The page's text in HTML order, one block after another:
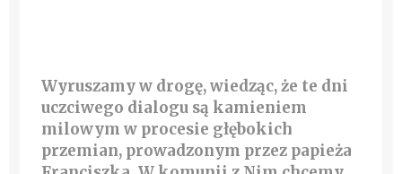
Wyruszamy w drogę, wiedząc, że te dni
uczciwego dialogu są kamieniem
milowym w procesie głębokich
przemian, prowadzonym przez papieża